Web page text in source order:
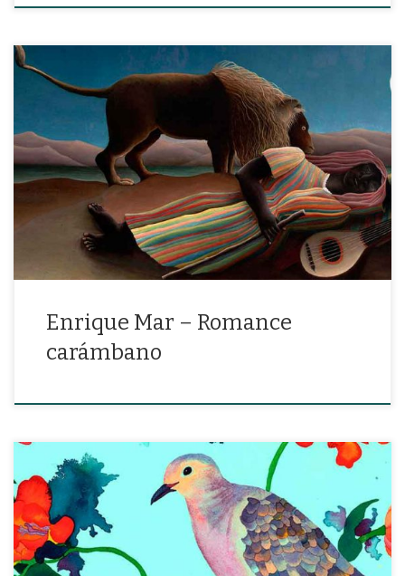
“Carámbano de nube sobre luna creciente, que no duerma el
ángel que siempre despierte»
Enrique Mar – Romance
carámbano
“La palomita sobre la rama, hunde su cabeza en el corazón para
desangrar su canción»